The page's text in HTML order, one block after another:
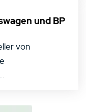
und BP
von